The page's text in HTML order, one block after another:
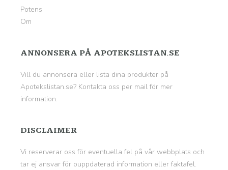
Potens
Om
ANNONSERA PÅ APOTEKSLISTAN.SE
Vill du annonsera eller lista dina produkter på
Apotekslistan.se? Kontakta oss per mail för mer
information.
DISCLAIMER
Vi reserverar oss för eventuella fel på vår webbplats och
tar ej ansvar för ouppdaterad information eller faktafel.